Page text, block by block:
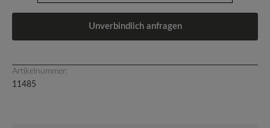
Unverbindlich anfragen
Artikelnummer:
11485